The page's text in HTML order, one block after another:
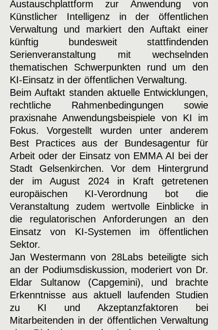
Austauschplattform zur Anwendung von
Künstlicher Intelligenz in der öffentlichen
Verwaltung und markiert den Auftakt einer
künftig bundesweit stattfindenden
Serienveranstaltung mit wechselnden
thematischen Schwerpunkten rund um den
KI-Einsatz in der öffentlichen Verwaltung.
Beim Auftakt standen aktuelle Entwicklungen,
rechtliche Rahmenbedingungen sowie
praxisnahe Anwendungsbeispiele von KI im
Fokus. Vorgestellt wurden unter anderem
Best Practices aus der Bundesagentur für
Arbeit oder der Einsatz von EMMA AI bei der
Stadt Gelsenkirchen. Vor dem Hintergrund
der im August 2024 in Kraft getretenen
europäischen KI-Verordnung bot die
Veranstaltung zudem wertvolle Einblicke in
die regulatorischen Anforderungen an den
Einsatz von KI-Systemen im öffentlichen
Sektor.
Jan Westermann von 28Labs beteiligte sich
an der Podiumsdiskussion, moderiert von Dr.
Eldar Sultanow (Capgemini), und brachte
Erkenntnisse aus aktuell laufenden Studien
zu KI und Akzeptanzfaktoren bei
Mitarbeitenden in der öffentlichen Verwaltung